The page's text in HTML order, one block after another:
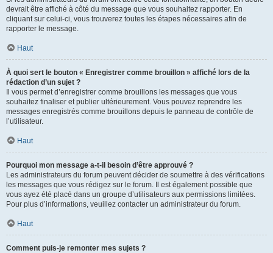
devrait être affiché à côté du message que vous souhaitez rapporter. En
cliquant sur celui-ci, vous trouverez toutes les étapes nécessaires afin de
rapporter le message.
Haut
À quoi sert le bouton « Enregistrer comme brouillon » affiché lors de la
rédaction d’un sujet ?
Il vous permet d’enregistrer comme brouillons les messages que vous
souhaitez finaliser et publier ultérieurement. Vous pouvez reprendre les
messages enregistrés comme brouillons depuis le panneau de contrôle de
l’utilisateur.
Haut
Pourquoi mon message a-t-il besoin d’être approuvé ?
Les administrateurs du forum peuvent décider de soumettre à des vérifications
les messages que vous rédigez sur le forum. Il est également possible que
vous ayez été placé dans un groupe d’utilisateurs aux permissions limitées.
Pour plus d’informations, veuillez contacter un administrateur du forum.
Haut
Comment puis-je remonter mes sujets ?